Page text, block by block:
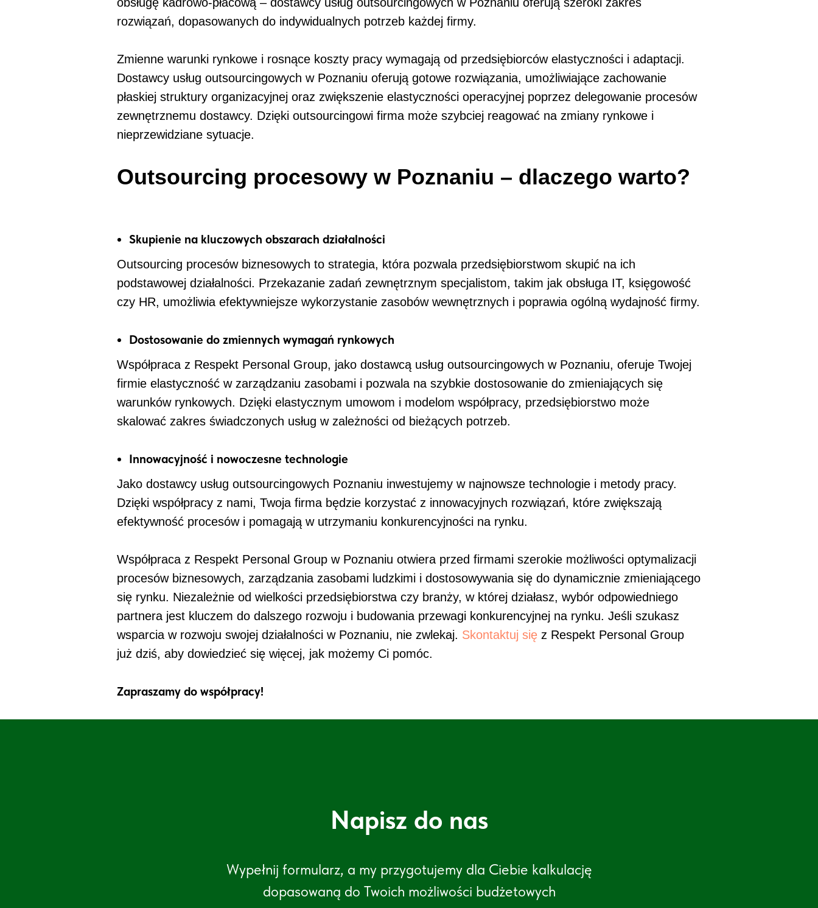
rozwiązań, dopasowanych do indywidualnych potrzeb każdej firmy.
Zmienne warunki rynkowe i rosnące koszty pracy wymagają od przedsiębiorców elastyczności i adaptacji.
Dostawcy usług outsourcingowych w Poznaniu oferują gotowe rozwiązania, umożliwiające zachowanie
płaskiej struktury organizacyjnej oraz zwiększenie elastyczności operacyjnej poprzez delegowanie procesów
zewnętrznemu dostawcy. Dzięki outsourcingowi firma może szybciej reagować na zmiany rynkowe i
nieprzewidziane sytuacje.
Outsourcing procesowy w Poznaniu – dlaczego warto?
Skupienie na kluczowych obszarach działalności
Outsourcing procesów biznesowych to strategia, która pozwala przedsiębiorstwom skupić na ich
podstawowej działalności. Przekazanie zadań zewnętrznym specjalistom, takim jak obsługa IT, księgowość
czy HR, umożliwia efektywniejsze wykorzystanie zasobów wewnętrznych i poprawia ogólną wydajność firmy.
Dostosowanie do zmiennych wymagań rynkowych
Współpraca z Respekt Personal Group, jako dostawcą usług outsourcingowych w Poznaniu, oferuje Twojej
firmie elastyczność w zarządzaniu zasobami i pozwala na szybkie dostosowanie do zmieniających się
warunków rynkowych. Dzięki elastycznym umowom i modelom współpracy, przedsiębiorstwo może
skalować zakres świadczonych usług w zależności od bieżących potrzeb.
Innowacyjność i nowoczesne technologie
Jako dostawcy usług outsourcingowych Poznaniu inwestujemy w najnowsze technologie i metody pracy.
Dzięki współpracy z nami, Twoja firma będzie korzystać z innowacyjnych rozwiązań, które zwiększają
efektywność procesów i pomagają w utrzymaniu konkurencyjności na rynku.
Współpraca z Respekt Personal Group w Poznaniu otwiera przed firmami szerokie możliwości optymalizacji
procesów biznesowych, zarządzania zasobami ludzkimi i dostosowywania się do dynamicznie zmieniającego
się rynku. Niezależnie od wielkości przedsiębiorstwa czy branży, w której działasz, wybór odpowiedniego
partnera jest kluczem do dalszego rozwoju i budowania przewagi konkurencyjnej na rynku. Jeśli szukasz
wsparcia w rozwoju swojej działalności w Poznaniu, nie zwlekaj. Skontaktuj się z Respekt Personal Group
już dziś, aby dowiedzieć się więcej, jak możemy Ci pomóc.
Zapraszamy do współpracy!
Wypełnij formularz, a my przygotujemy dla Ciebie kalkulację
dopasowaną do Twoich możliwości budżetowych
Napisz do nas